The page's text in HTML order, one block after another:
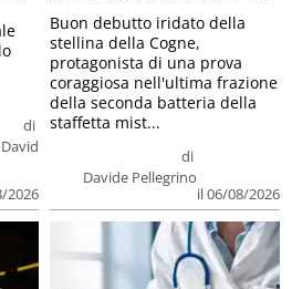
di
2026
di
Davide Pellegrino
il 06/08/2026
Buon debutto iridato della
stellina della Cogne,
protagonista di una prova
coraggiosa nell'ultima frazione
della seconda batteria della
staffetta mist...